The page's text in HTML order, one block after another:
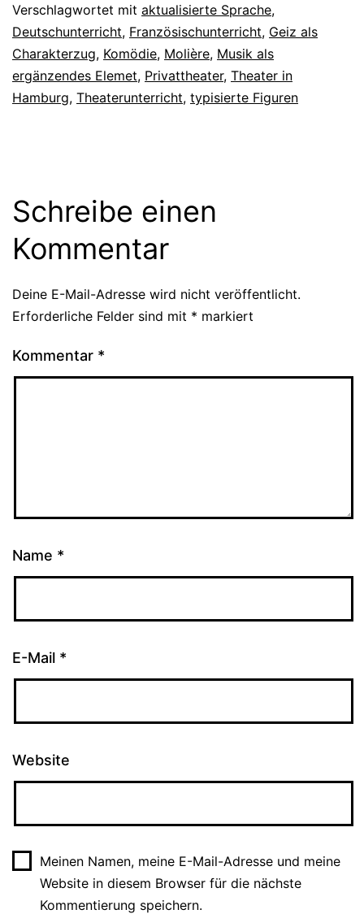
Verschlagwortet mit aktualisierte Sprache,
Deutschunterricht, Französischunterricht, Geiz als
Charakterzug, Komödie, Molière, Musik als
ergänzendes Elemet, Privattheater, Theater in
Hamburg, Theaterunterricht, typisierte Figuren
Schreibe einen
Kommentar
Deine E-Mail-Adresse wird nicht veröffentlicht.
Erforderliche Felder sind mit * markiert
Kommentar *
Name *
E-Mail *
Website
Meinen Namen, meine E-Mail-Adresse und meine
Website in diesem Browser für die nächste
Kommentierung speichern.